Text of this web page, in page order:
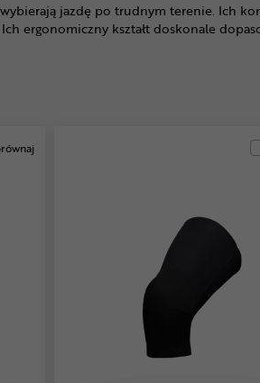
jazdę po trudnym terenie. Ich
ergonomiczny kształt doskonale